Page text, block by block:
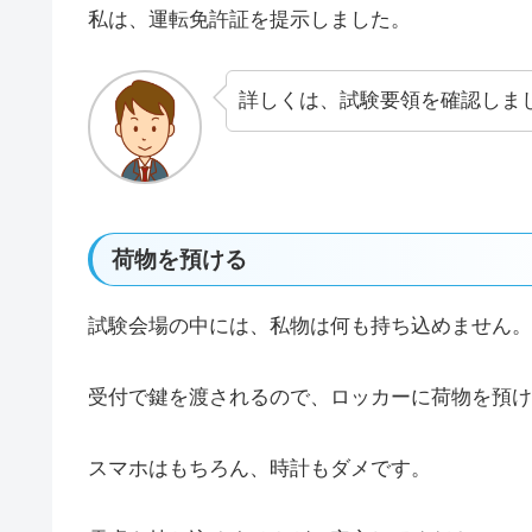
私は、運転免許証を提示しました。
詳しくは、試験要領を確認しま
荷物を預ける
試験会場の中には、私物は何も持ち込めません。
受付で鍵を渡されるので、ロッカーに荷物を預け
スマホはもちろん、時計もダメです。